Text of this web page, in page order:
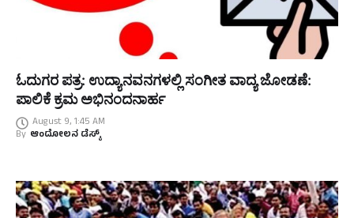
ಓದುಗರ ಪತ್ರ: ಉದ್ಯಾನವನಗಳಲ್ಲಿ ಸಂಗೀತ ವಾದ್ಯ ಜೋಡಣೆ:
ಪಾಲಿಕೆ ಕ್ರಮ ಅಭಿನಂದನಾರ್ಹ
August 9, 1:45 AM
By ಆಂದೋಲನ ಡೆಸ್ಕ್